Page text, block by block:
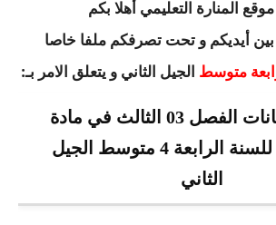
التعليم المتوسط
السنة الاولى متوسط
السنة الثانية متوسط
السنة الرابعة متوسط
المنارة التعليمي أهلا بكم
أيديكم و تحت تصرفكم ملفا خاصا
متوسط الجيل الثاني و يتعلق الامر بـ:
نماذج امتحانات الفصل 03 الثالث في مادة
الرياضيات للسنة الرابعة 4 متوسط الجيل
الثاني